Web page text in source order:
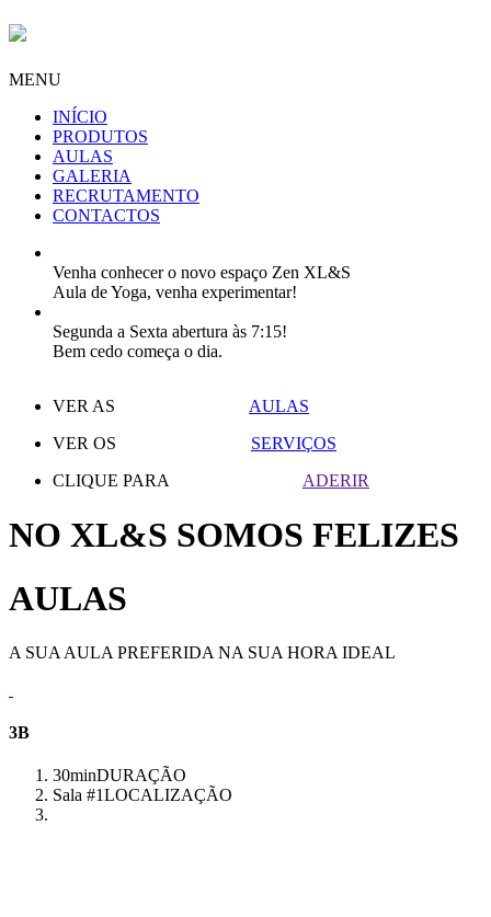
MENU
INÍCIO
PRODUTOS
AULAS
GALERIA
RECRUTAMENTO
CONTACTOS
Venha conhecer o novo espaço Zen XL&S
Aula de Yoga, venha experimentar!
Segunda a Sexta abertura às 7:15!
Bem cedo começa o dia.
VER AS
AULAS
VER OS
SERVIÇOS
CLIQUE PARA
ADERIR
NO XL&S SOMOS FELIZES
AULAS
A SUA AULA PREFERIDA NA SUA HORA IDEAL
3B
30minDURAÇÃO
Sala #1LOCALIZAÇÃO